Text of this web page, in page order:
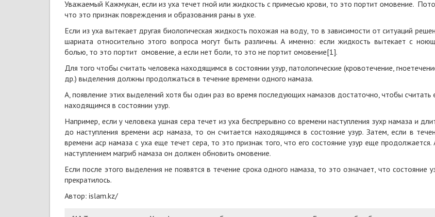
Уважаемый Кажмукан, если из уха течет гной или жидкость с примесью крови, то это портит омовение.
что это признак повреждения и образования раны в ухе.
Если из уха вытекает другая биологическая жидкость похожая на воду, то в зависимости от ситуаций
шариата относительно этого вопроса могут быть различны. А именно: если жидкость вытекает с
болью, то это портит омовение, а если нет боли, то это не портит омовение[1].
Для того чтобы считать человека находящимся в состоянии узур, патологические (кровотечение,
др.) выделения должны продолжаться в течение времени одного намаза.
А, появление этих выделений хотя бы один раз во время последующих намазов достаточно, чтобы считать
находящимся в состоянии узур.
Например, если у человека ушная сера течет из уха беспрерывно со времени наступления зухр намаза и
до наступления времени аср намаза, то он считается находящимся в состояние узур. Затем, если в
времени аср намаза с уха еще течет сера, то это признак того, что его состояние узур еще продолжается.
наступлением магриб намаза он должен обновить омовение.
Если после этого выделения не появятся в течение срока одного намаза, то это означает, что состояние
прекратилось.
Автор: islam.kz/